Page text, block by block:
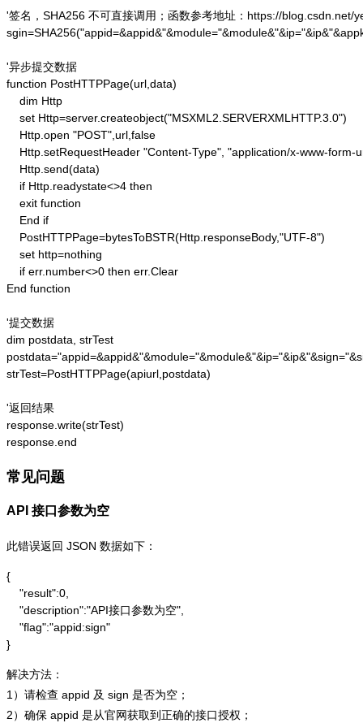
'签名，SHA256 不可直接调用；函数参考地址：https://blog.csdn.net/
'异步提交数据
function PostHTTPPage(url,data)
    dim Http
    set Http=server.createobject("MSXML2.SERVERXMLHTTP.3.0")
    Http.open "POST",url,false
Http.setRequestHeader "Content-Type", "application/x-www-form-
    Http.send(data)
    if Http.readystate<>4 then
    exit function
    End if
    PostHTTPPage=bytesToBSTR(Http.responseBody,"UTF-8")
    set http=nothing
    if err.number<>0 then err.Clear
End function
'提交数据
dim postdata, strTest
strTest=PostHTTPPage(apiurl,postdata)
'返回结果
response.write(strTest)
response.end
常见问题
API 接口参数为空
此错误返回 JSON 数据如下：
{
    "result":0,
    "description":"API接口参数为空",
    "flag":"appid:sign"
}
解决方法：
1）请检查 appid 及 sign 是否为空；
2）确保 appid 是从官网获取到正确的接口授权；